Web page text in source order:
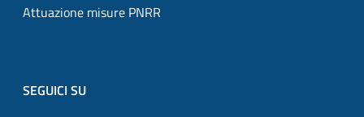
Attuazione misure PNRR
SEGUICI SU